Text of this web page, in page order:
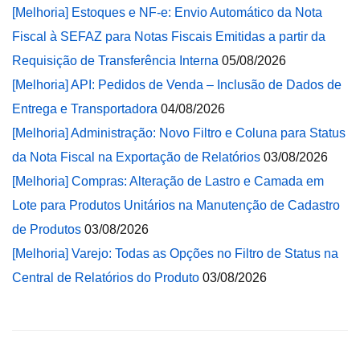
[Melhoria] Estoques e NF-e: Envio Automático da Nota
Fiscal à SEFAZ para Notas Fiscais Emitidas a partir da
Requisição de Transferência Interna 05/08/2026
[Melhoria] API: Pedidos de Venda – Inclusão de Dados de
Entrega e Transportadora 04/08/2026
[Melhoria] Administração: Novo Filtro e Coluna para Status
da Nota Fiscal na Exportação de Relatórios 03/08/2026
[Melhoria] Compras: Alteração de Lastro e Camada em
Lote para Produtos Unitários na Manutenção de Cadastro
de Produtos 03/08/2026
[Melhoria] Varejo: Todas as Opções no Filtro de Status na
Central de Relatórios do Produto 03/08/2026